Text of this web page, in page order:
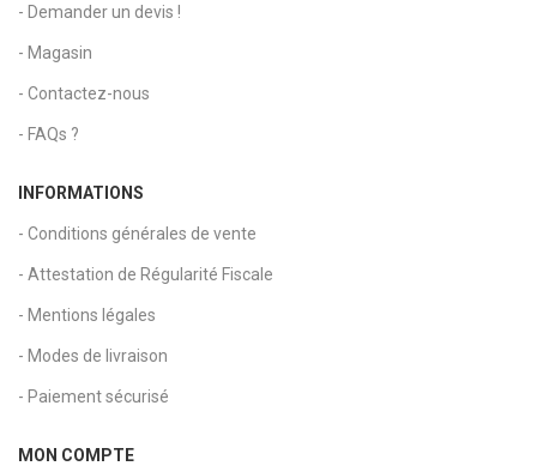
- Demander un devis !
- Magasin
- Contactez-nous
- FAQs ?
INFORMATIONS
- Conditions générales de vente
- Attestation de Régularité Fiscale
- Mentions légales
- Modes de livraison
- Paiement sécurisé
MON COMPTE